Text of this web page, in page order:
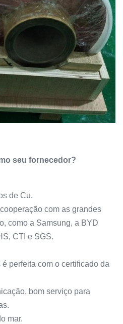
seu fornecedor?
de Cu.
com as grandes
como a Samsung, a BYD
CTI e SGS.
perfeita com o certificado da
bom serviço para
mar.